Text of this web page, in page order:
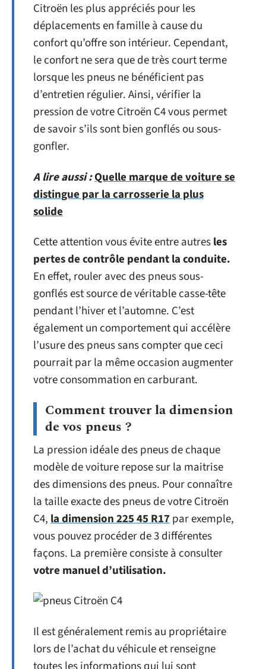
Citroën les plus appréciés pour les
déplacements en famille à cause du
confort qu’offre son intérieur. Cependant,
le confort ne sera que de très court terme
lorsque les pneus ne bénéficient pas
d’entretien régulier. Ainsi, vérifier la
pression de votre Citroën C4 vous permet
de savoir s’ils sont bien gonflés ou sous-
gonfler.
A lire aussi :Quelle marque de voiture se
distingue par la carrosserie la plus
solide
Cette attention vous évite entre autresles
pertes de contrôle pendant la conduite.
En effet, rouler avec des pneus sous-
gonflés est source de véritable casse-tête
pendant l’hiver et l’automne. C’est
également un comportement qui accélère
l’usure des pneus sans compter que ceci
pourrait par la même occasion augmenter
votre consommation en carburant.
Comment trouver la dimension
de vos pneus ?
La pression idéale des pneus de chaque
modèle de voiture repose sur la maitrise
des dimensions des pneus. Pour connaître
la taille exacte des pneus de votre Citroën
C4,la dimension 225 45 R17par exemple,
vous pouvez procéder de 3 différentes
façons. La première consiste à consulter
votre manuel d’utilisation.
Il est généralement remis au propriétaire
lors de l’achat du véhicule et renseigne